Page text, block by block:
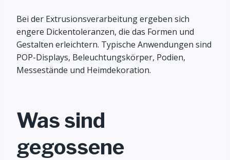
Bei der Extrusionsverarbeitung ergeben sich
engere Dickentoleranzen, die das Formen und
Gestalten erleichtern. Typische Anwendungen sind
POP-Displays, Beleuchtungskörper, Podien,
Messestände und Heimdekoration.
Was sind
gegossene